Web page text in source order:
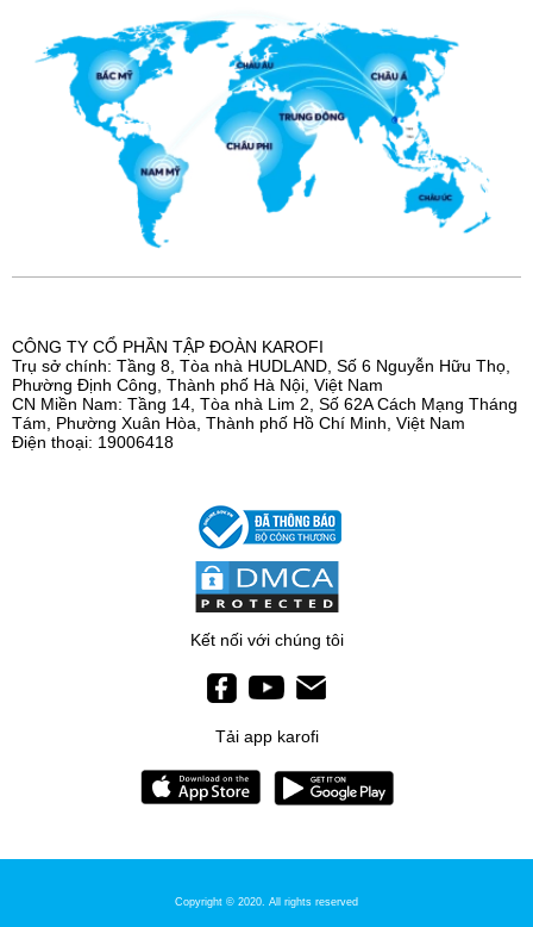
CÔNG TY CỔ PHẦN TẬP ĐOÀN KAROFI
Trụ sở chính: Tầng 8, Tòa nhà HUDLAND, Số 6 Nguyễn Hữu Thọ,
Phường Định Công, Thành phố Hà Nội, Việt Nam
CN Miền Nam: Tầng 14, Tòa nhà Lim 2, Số 62A Cách Mạng Tháng
Tám, Phường Xuân Hòa, Thành phố Hồ Chí Minh, Việt Nam
Điện thoại: 19006418
Kết nối với chúng tôi
Tải app karofi
Copyright © 2020. All rights reserved